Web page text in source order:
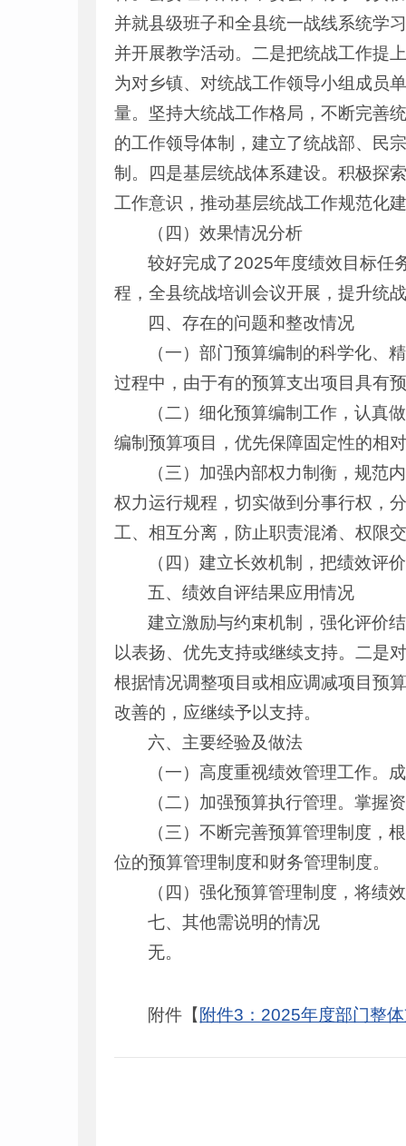
并就县级班子和全县统一战线系统学
并开展教学活动。二是把统战工作提
为对乡镇、对统战工作领导小组成员
量。坚持大统战工作格局，不断完善
的工作领导体制，建立了统战部、民
制。四是基层统战体系建设。积极探
工作意识，推动基层统战工作规范化
（四）效果情况分析
较好完成了2025年度绩效目标任
程，全县统战培训会议开展，提升统
四、存在的问题和整改情况
（一）部门预算编制的科学化、
过程中，由于有的预算支出项目具有
（二）细化预算编制工作，认真
编制预算项目，优先保障固定性的相
（三）加强内部权力制衡，规范
权力运行规程，切实做到分事行权，
工、相互分离，防止职责混淆、权限
（四）建立长效机制，把绩效评
五、绩效自评结果应用情况
建立激励与约束机制，强化评价
以表扬、优先支持或继续支持。二是
根据情况调整项目或相应调减项目预
改善的，应继续予以支持。
六、主要经验及做法
（一）高度重视绩效管理工作。
（二）加强预算执行管理。掌握
（三）不断完善预算管理制度，
位的预算管理制度和财务管理制度。
（四）强化预算管理制度，将绩
七、其他需说明的情况
无。
附件【 附件3：2025年度部门整